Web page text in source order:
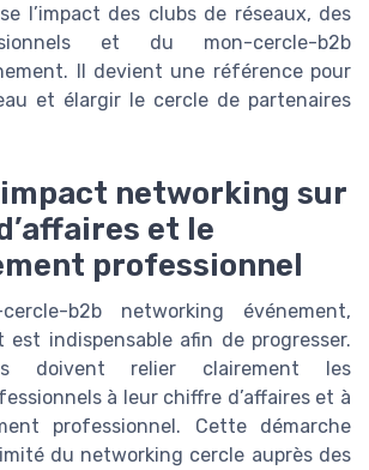
l’impact des clubs de réseaux, des
et du mon-cercle-b2b
Il devient une référence pour
et élargir le cercle de partenaires
networking sur
et le
professionnel
b2b networking événement,
est indispensable afin de progresser.
doivent relier clairement les
à leur chiffre d’affaires et à
professionnel. Cette démarche
du networking cercle auprès des